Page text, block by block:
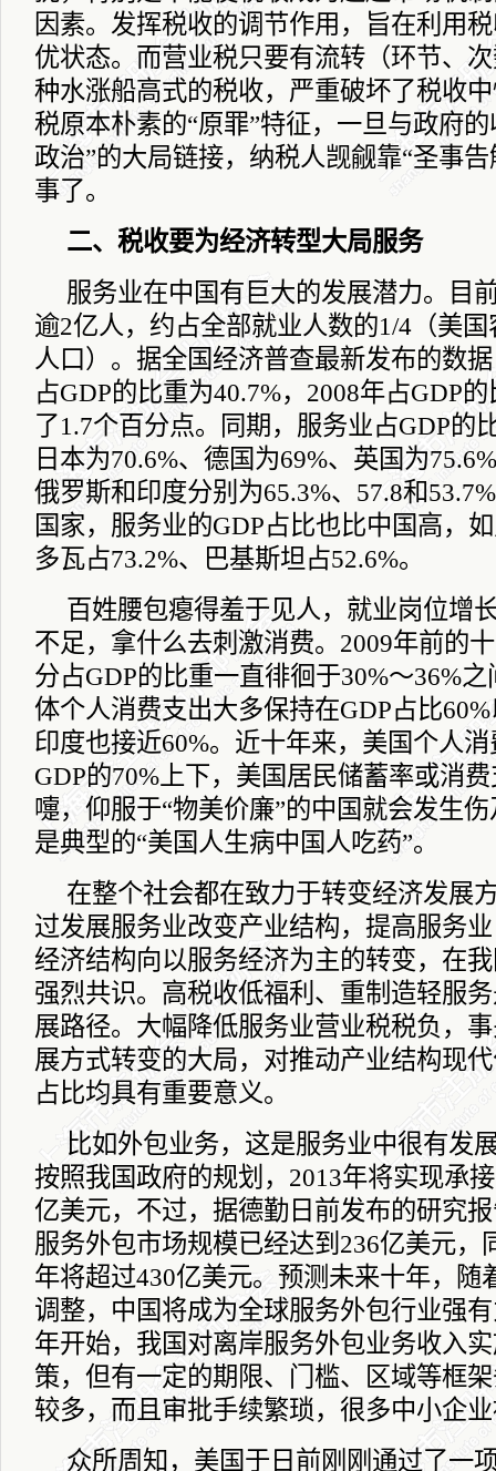
因素。发挥税收的调节作用，旨在利用
优状态。而营业税只要有流转（环节、
种水涨船高式的税收，严重破坏了税收
税原本朴素的“原罪”特征，一旦与政府
政治”的大局链接，纳税人觊觎靠“圣事
事了。
二、税收要为经济转型大局服务
服务业在中国有巨大的发展潜力。目
逾2亿人，约占全部就业人数的1/4 （美
人口）。据全国经济普查最新发布的数
占GDP的比重为40.7%， 2008年占GDP的
了1.7个百分点。同期，服务业占GDP的
日本为70.6%、德国为69%、英国为75.6%
俄罗斯和印度分别为65.3%、 57.8和53.7%
国家，服务业的GDP占比也比中国高，
多瓦占73.2%、巴基斯坦占52.6%。
百姓腰包瘪得羞于见人，就业岗位增
不足，拿什么去刺激消费。 2009年前的
分占GDP的比重一直徘徊于30%～36%之
体个人消费支出大多保持在GDP占比60%
印度也接近60%。近十年来，美国个人
GDP的70% 上下，美国居民储蓄率或消
嚏，仰服于“物美价廉”的中国就会发生
是典型的“美国人生病中国人吃药”。
在整个社会都在致力于转变经济发展
过发展服务业改变产业结构，提高服务
经济结构向以服务经济为主的转变，在
强烈共识。高税收低福利、重制造轻服
展路径。大幅降低服务业营业税税负，
展方式转变的大局，对推动产业结构现
占比均具有重要意义。
比如外包业务，这是服务业中很有发
按照我国政府的规划， 2013年将实现承
亿美元，不过，据德勤日前发布的研究
服务外包市场规模已经达到 236亿美元，
年将超过430亿美元。预测未来十年，随
调整，中国将成为全球服务外包行业强
年开始，我国对离岸服务外包业务收入
策，但有一定的期限、门槛、区域等框
较多，而且审批手续繁琐，很多中小企
众所周知，美国于日前刚刚通过了一